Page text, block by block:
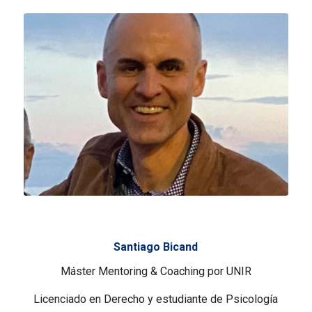
Santiago Bicand
Máster Mentoring & Coaching por UNIR
Licenciado en Derecho y estudiante de Psicología